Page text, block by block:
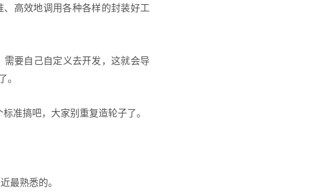
高效地调用各种各样的封装好工
要自己自定义去开发，这就会导
准搞吧，大家别重复造轮子了。
最熟悉的。